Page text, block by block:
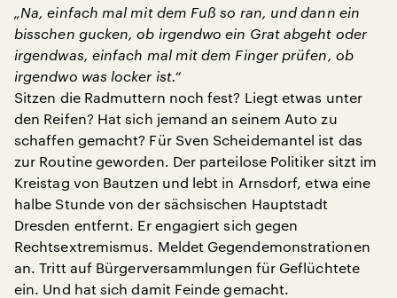
„Na, einfach mal mit dem Fuß so ran, und dann ein
bisschen gucken, ob irgendwo ein Grat abgeht oder
irgendwas, einfach mal mit dem Finger prüfen, ob
irgendwo was locker ist.“
Sitzen die Radmuttern noch fest? Liegt etwas unter
den Reifen? Hat sich jemand an seinem Auto zu
schaffen gemacht? Für Sven Scheidemantel ist das
zur Routine geworden. Der parteilose Politiker sitzt im
Kreistag von Bautzen und lebt in Arnsdorf, etwa eine
halbe Stunde von der sächsischen Hauptstadt
Dresden entfernt. Er engagiert sich gegen
Rechtsextremismus. Meldet Gegendemonstrationen
an. Tritt auf Bürgerversammlungen für Geflüchtete
ein. Und hat sich damit Feinde gemacht.